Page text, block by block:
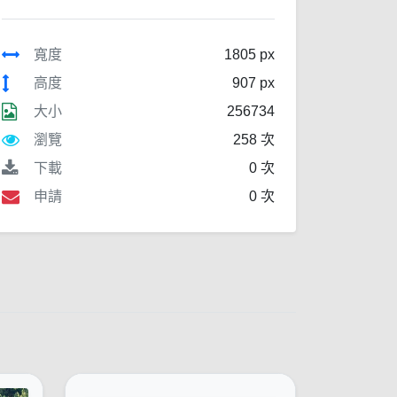
寬度
1805 px
高度
907 px
大小
256734
瀏覽
258 次
下載
0 次
申請
0 次